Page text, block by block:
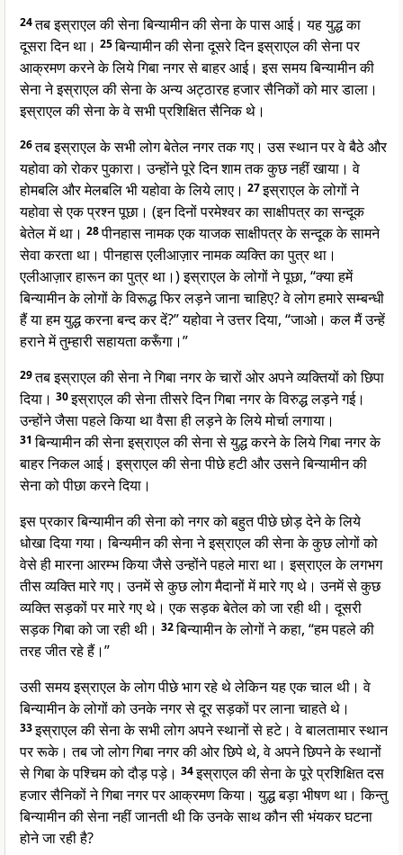
24तब इस्राएल की सेना बिन्यामीन की सेना के पास आई। यह युद्ध का
दूसरा दिन था। 25बिन्यामीन की सेना दूसरे दिन इस्राएल की सेना पर
आक्रमण करने के लिये गिबा नगर से बाहर आई। इस समय बिन्यामीन की
सेना ने इस्राएल की सेना के अन्य अट्ठारह हजार सैनिकों को मार डाला।
इस्राएल की सेना के वे सभी प्रशिक्षित सैनिक थे।
26तब इस्राएल के सभी लोग बेतेल नगर तक गए। उस स्थान पर वे बैठे और
यहोवा को रोकर पुकारा। उन्होंने पूरे दिन शाम तक कुछ नहीं खाया। वे
होमबलि और मेलबलि भी यहोवा के लिये लाए। 27इस्राएल के लोगों ने
यहोवा से एक प्रश्न पूछा। (इन दिनों परमेश्वर का साक्षीपत्र का सन्दूक
बेतेल में था। 28पीनहास नामक एक याजक साक्षीपत्र के सन्दूक के सामने
सेवा करता था। पीनहास एलीआज़ार नामक व्यक्ति का पुत्र था।
एलीआज़ार हारून का पुत्र था।) इस्राएल के लोगों ने पूछा, “क्या हमें
बिन्यामीन के लोगों के विरूद्ध फिर लड़ने जाना चाहिए? वे लोग हमारे सम्बन्धी
हैं या हम युद्ध करना बन्द कर दें?” यहोवा ने उत्तर दिया, “जाओ। कल मैं उन्हें
हराने में तुम्हारी सहायता करूँगा।”
29तब इस्राएल की सेना ने गिबा नगर के चारों ओर अपने व्यक्तियों को छिपा
दिया। 30इस्राएल की सेना तीसरे दिन गिबा नगर के विरुद्ध लड़ने गई।
उन्होंने जैसा पहले किया था वैसा ही लड़ने के लिये मोर्चा लगाया।
31बिन्यामीन की सेना इस्राएल की सेना से युद्ध करने के लिये गिबा नगर के
बाहर निकल आई। इस्राएल की सेना पीछे हटी और उसने बिन्यामीन की
सेना को पीछा करने दिया।
इस प्रकार बिन्यामीन की सेना को नगर को बहुत पीछे छोड़ देने के लिये
धोखा दिया गया। बिन्यमीन की सेना ने इस्राएल की सेना के कुछ लोगों को
वेसे ही मारना आरम्भ किया जैसे उन्होंने पहले मारा था। इस्राएल के लगभग
तीस व्यक्ति मारे गए। उनमें से कुछ लोग मैदानों में मारे गए थे। उनमें से कुछ
व्यक्ति सड़कों पर मारे गए थे। एक सड़क बेतेल को जा रही थी। दूसरी
सड़क गिबा को जा रही थी। 32बिन्यामीन के लोगों ने कहा, “हम पहले की
तरह जीत रहे हैं।”
उसी समय इस्राएल के लोग पीछे भाग रहे थे लेकिन यह एक चाल थी। वे
बिन्यामीन के लोगों को उनके नगर से दूर सड़कों पर लाना चाहते थे।
33इस्राएल की सेना के सभी लोग अपने स्थानों से हटे। वे बालतामार स्थान
पर रूके। तब जो लोग गिबा नगर की ओर छिपे थे, वे अपने छिपने के स्थानों
से गिबा के पश्चिम को दौड़ पड़े। 34इस्राएल की सेना के पूरे प्रशिक्षित दस
हजार सैनिकों ने गिबा नगर पर आक्रमण किया। युद्ध बड़ा भीषण था। किन्तु
बिन्यामीन की सेना नहीं जानती थी कि उनके साथ कौन सी भंयकर घटना
होने जा रही है?